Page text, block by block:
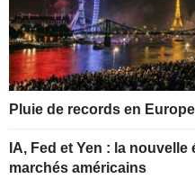
Pluie de records en Europe
IA, Fed et Yen : la
marchés américains